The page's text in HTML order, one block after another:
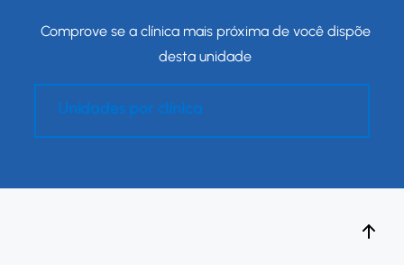
Comprove se a clínica mais próxima de você dispõe
desta unidade
Unidades por clínica